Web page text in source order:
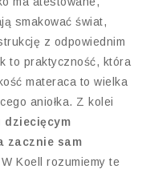
smakować świat,
z odpowiednim
to praktyczność, która
materaca to wielka
aniołka. Z kolei
dziecięcym
zacznie sam
W Koell rozumiemy te